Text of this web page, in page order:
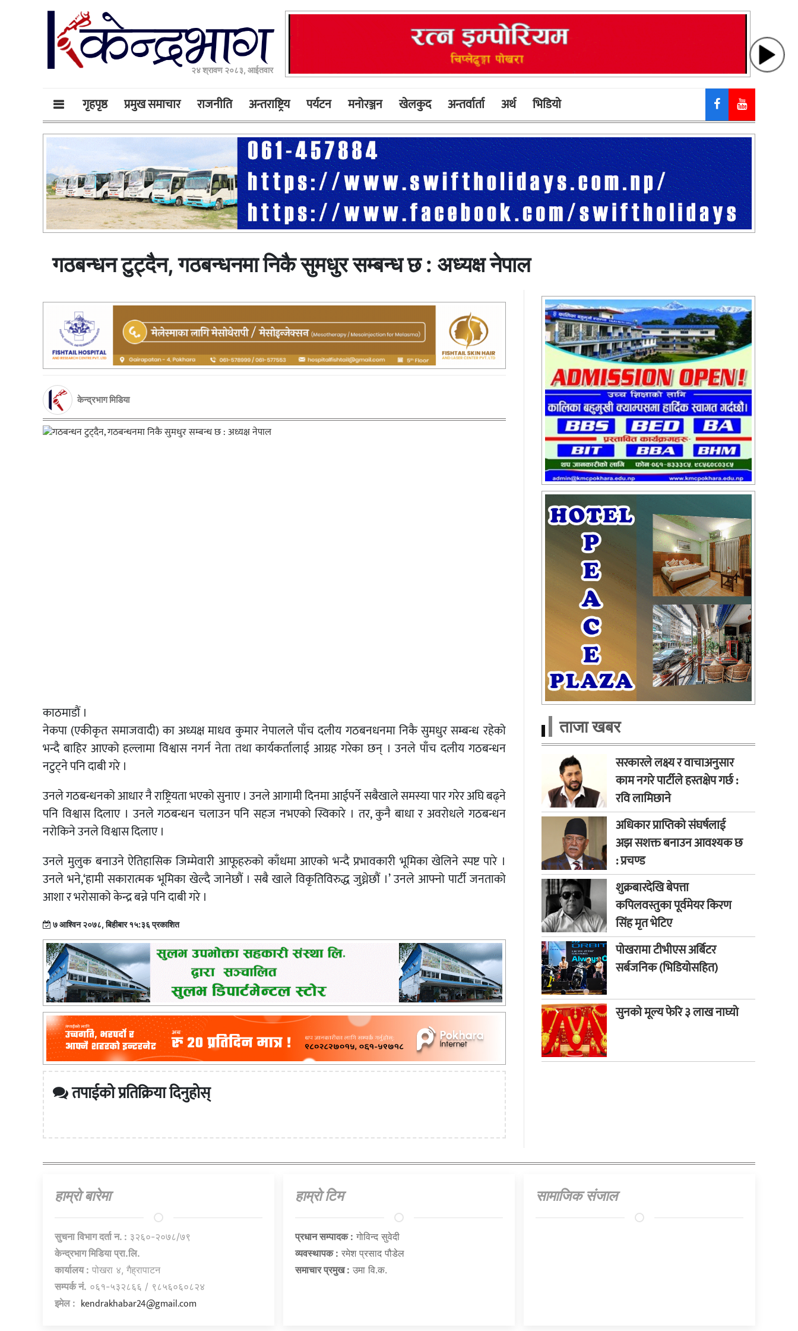
२४ श्रावण २०८३, आईतवार
गृहपृष्ठ प्रमुख समाचार राजनीति अन्तराष्ट्रिय पर्यटन मनोरञ्जन खेलकुद अन्तर्वार्ता अर्थ भिडियाे
गठबन्धन टुट्दैन, गठबन्धनमा निकै सुमधुर सम्बन्ध छ : अध्यक्ष नेपाल
केन्द्रभाग मिडिया
काठमाडौं ।
नेकपा (एकीकृत समाजवादी) का अध्यक्ष माधव कुमार नेपालले पाँच दलीय गठबनधनमा निकै सुमधुर सम्बन्ध रहेको
भन्दै बाहिर आएको हल्लामा विश्वास नगर्न नेता तथा कार्यकर्तालाई आग्रह गरेका छन् । उनले पाँच दलीय गठबन्धन
नटुट्ने पनि दाबी गरे ।
उनले गठबन्धनको आधार नै राष्ट्रियता भएको सुनाए । उनले आगामी दिनमा आईपर्ने सबैखाले समस्या पार गरेर अघि बढ्ने
पनि विश्वास दिलाए । उनले गठबन्धन चलाउन पनि सहज नभएको स्विकारे । तर, कुनै बाधा र अवरोधले गठबन्धन
नरोकिने उनले विश्वास दिलाए ।
उनले मुलुक बनाउने ऐतिहासिक जिम्मेवारी आफूहरुको काँधमा आएको भन्दै प्रभावकारी भूमिका खेलिने स्पष्ट पारे ।
उनले भने,‘हामी सकारात्मक भूमिका खेल्दै जानेछौं । सबै खाले विकृतिविरुद्ध जुध्नेछौं ।’ उनले आफ्नो पार्टी जनताको
आशा र भरोसाको केन्द्र बन्ने पनि दाबी गरे ।
७ आश्विन २०७८, बिहीबार १५:३६ प्रकाशित
तपाईको प्रतिक्रिया दिनुहोस्
ताजा खबर
सरकारले लक्ष्य र वाचाअनुसार
काम नगरे पार्टीले हस्तक्षेप गर्छ :
रवि लामिछाने
अधिकार प्राप्तिको संघर्षलाई
अझ सशक्त बनाउन आवश्यक छ
: प्रचण्ड
शुक्रबारदेखि बेपत्ता
कपिलवस्तुका पूर्वमेयर किरण
सिंह मृत भेटिए
पोखरामा टीभीएस अर्बिटर
सर्बजनिक (भिडियोसहित)
सुनको मूल्य फेरि ३ लाख नाघ्यो
हाम्राे बारेमा
सुचना विभाग दर्ता न. : ३२६०-२०७८/७९
केन्द्रभाग मिडिया प्रा.लि.
कार्यालय : पोखरा ४, गैह्रापाटन
सम्पर्क नं. ०६१-५३२८६६ / ९८५६०६०८२४
इमेल : kendrakhabar24@gmail.com
हाम्राे टिम
प्रधान सम्पादक : गाेविन्द सुवेदी
व्यवस्थापक : रमेश प्रसाद पौडेल
समाचार प्रमुख : उमा वि.क.
सामाजिक संजाल